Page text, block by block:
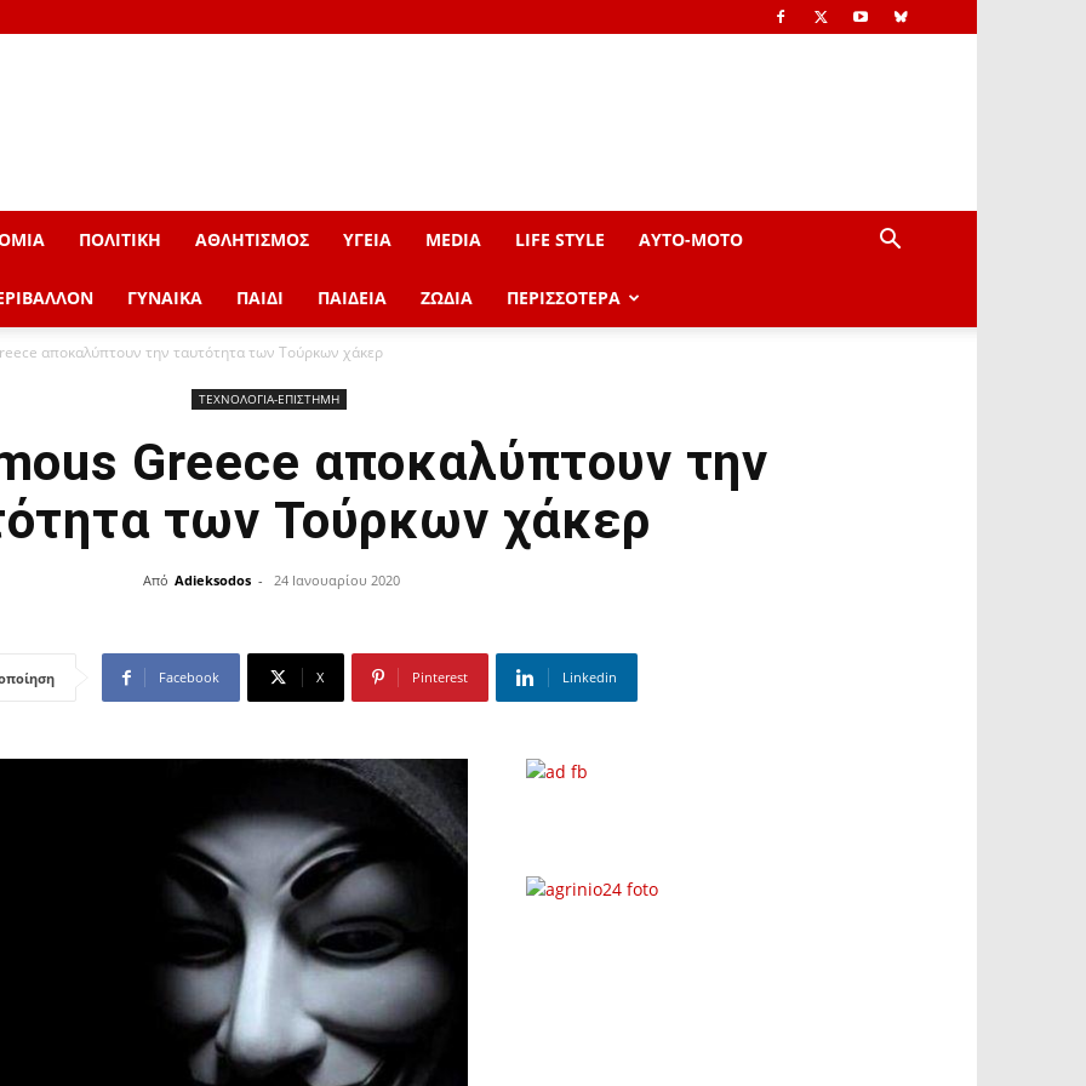
ΠΟΛΙΤΙΚΗ ΑΘΛΗΤΙΣΜΟΣ ΥΓΕΙΑ MEDIA LIFE STYLE AYTO-ΜOTO
ΓΥΝΑΙΚΑ ΠΑΙΔΙ ΠΑΙΔΕΙΑ ΖΩΔΙΑ ΠΕΡΙΣΣΟΤΕΡΑ
αποκαλύπτουν την ταυτότητα των Τούρκων χάκερ
ΤΕΧΝΟΛΟΓΙΑ-ΕΠΙΣΤΗΜΗ
Greece αποκαλύπτουν την
των Τούρκων χάκερ
Από Adieksodos - 24 Ιανουαρίου 2020
Facebook X Pinterest Linkedin